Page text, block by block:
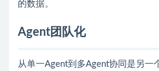
的数据。
Agent团队化
从单一Agent到多Agent协同是另一